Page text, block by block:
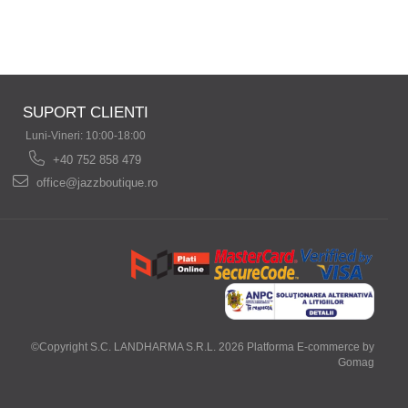
SUPORT CLIENTI
Luni-Vineri: 10:00-18:00
+40 752 858 479
office@jazzboutique.ro
©Copyright S.C. LANDHARMA S.R.L. 2026 Platforma E-commerce by
Gomag